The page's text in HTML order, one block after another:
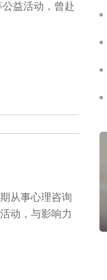
益活动，曾赴
从事心理咨询
动，与影响力